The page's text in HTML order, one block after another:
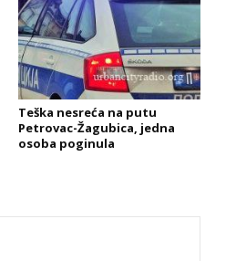
Teška nesreća na putu
Petrovac-Žagubica, jedna
osoba poginula